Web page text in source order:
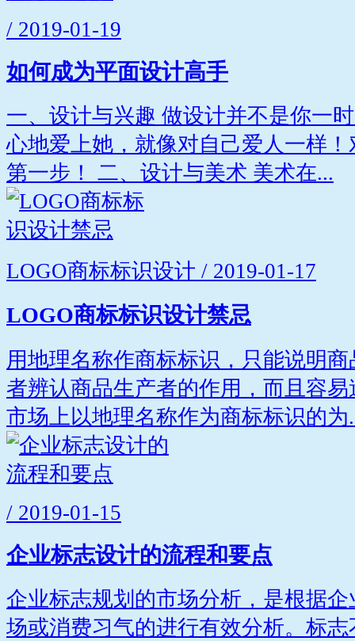
/ 2019-01-19
如何成为平面设计高手
一、设计与兴趣 做设计并不是你一
心地爱上她，就像对自己爱人一样
第一步！ 二、设计与美术 美术在...
LOGO商标标识设计 / 2019-01-17
LOGO商标标识设计禁忌
用地理名称作商标标识，只能说明
者辨认商品生产者的作用，而且容
市场上以地理名称作为商标标识的为
/ 2019-01-15
企业标志设计的流程和要点
企业标志规划的市场分析，是根据
场或消费习气的进行有效分析。标